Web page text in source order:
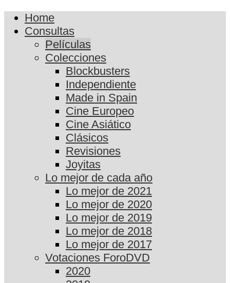
Home
Consultas
Películas
Colecciones
Blockbusters
Independiente
Made in Spain
Cine Europeo
Cine Asiático
Clásicos
Revisiones
Joyitas
Lo mejor de cada año
Lo mejor de 2021
Lo mejor de 2020
Lo mejor de 2019
Lo mejor de 2018
Lo mejor de 2017
Votaciones ForoDVD
2020